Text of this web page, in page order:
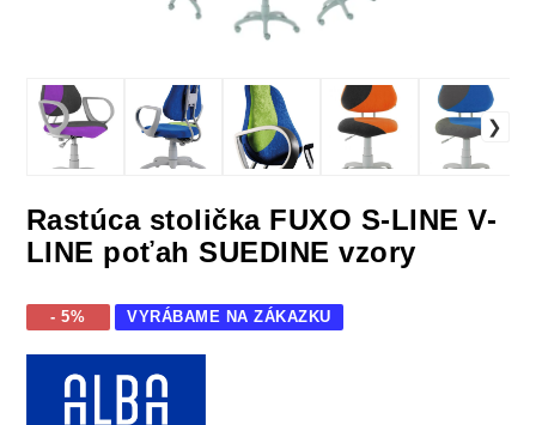
Rastúca stolička FUXO S-LINE V-
LINE poťah SUEDINE vzory
- 5% VYRÁBAME NA ZÁKAZKU